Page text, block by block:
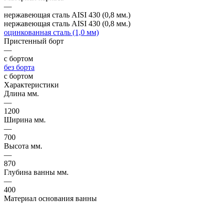
—
нержавеющая сталь AISI 430 (0,8 мм.)
нержавеющая сталь AISI 430 (0,8 мм.)
оцинкованная сталь (1,0 мм)
Пристенный борт
—
с бортом
без борта
с бортом
Характеристики
Длина мм.
—
1200
Ширина мм.
—
700
Высота мм.
—
870
Глубина ванны мм.
—
400
Материал основания ванны